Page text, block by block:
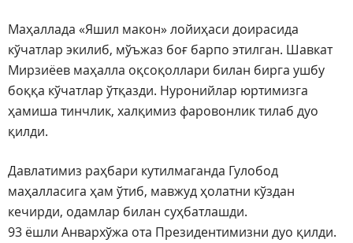
Маҳаллада «Яшил макон» лойиҳаси доирасида
кўчатлар экилиб, мўъжаз боғ барпо этилган. Шавкат
Мирзиёев маҳалла оқсоқоллари билан бирга ушбу
боққа кўчатлар ўтқазди. Нуронийлар юртимизга
ҳамиша тинчлик, халқимиз фаровонлик тилаб дуо
қилди.
Давлатимиз раҳбари кутилмаганда Гулобод
маҳалласига ҳам ўтиб, мавжуд ҳолатни кўздан
кечирди, одамлар билан суҳбатлашди.
93 ёшли Анвархўжа ота Президентимизни дуо қилди.